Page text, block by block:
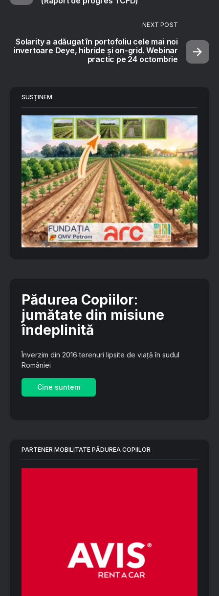
NEXT POST
Solarity a adăugat în portofoliu cele mai noi
invertoare Deye, hibride și on-grid. Webinar
practic pe 24 octombrie
SUSȚINEM
Pădurea Copiilor:
jumătate din misiune
îndeplinită
Înverzim din 2016 terenuri lipsite de viață în sudul
României
Cine suntem
PARTENER MOBILITATE PĂDUREA COPIILOR